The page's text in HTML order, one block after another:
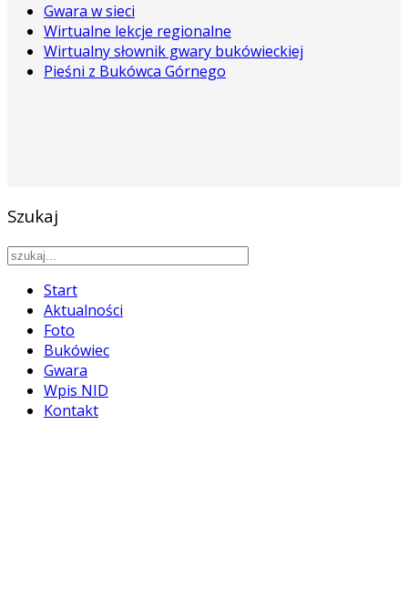
Gwara w sieci
Wirtualne lekcje regionalne
Wirtualny słownik gwary bukówieckiej
Pieśni z Bukówca Górnego
Szukaj
Start
Aktualności
Foto
Bukówiec
Gwara
Wpis NID
Kontakt